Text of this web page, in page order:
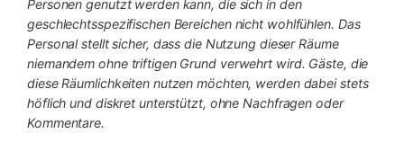
Personen genutzt werden kann, die sich in den
geschlechtsspezifischen Bereichen nicht wohlfühlen. Das
Personal stellt sicher, dass die Nutzung dieser Räume
niemandem ohne triftigen Grund verwehrt wird. Gäste, die
diese Räumlichkeiten nutzen möchten, werden dabei stets
höflich und diskret unterstützt, ohne Nachfragen oder
Kommentare.